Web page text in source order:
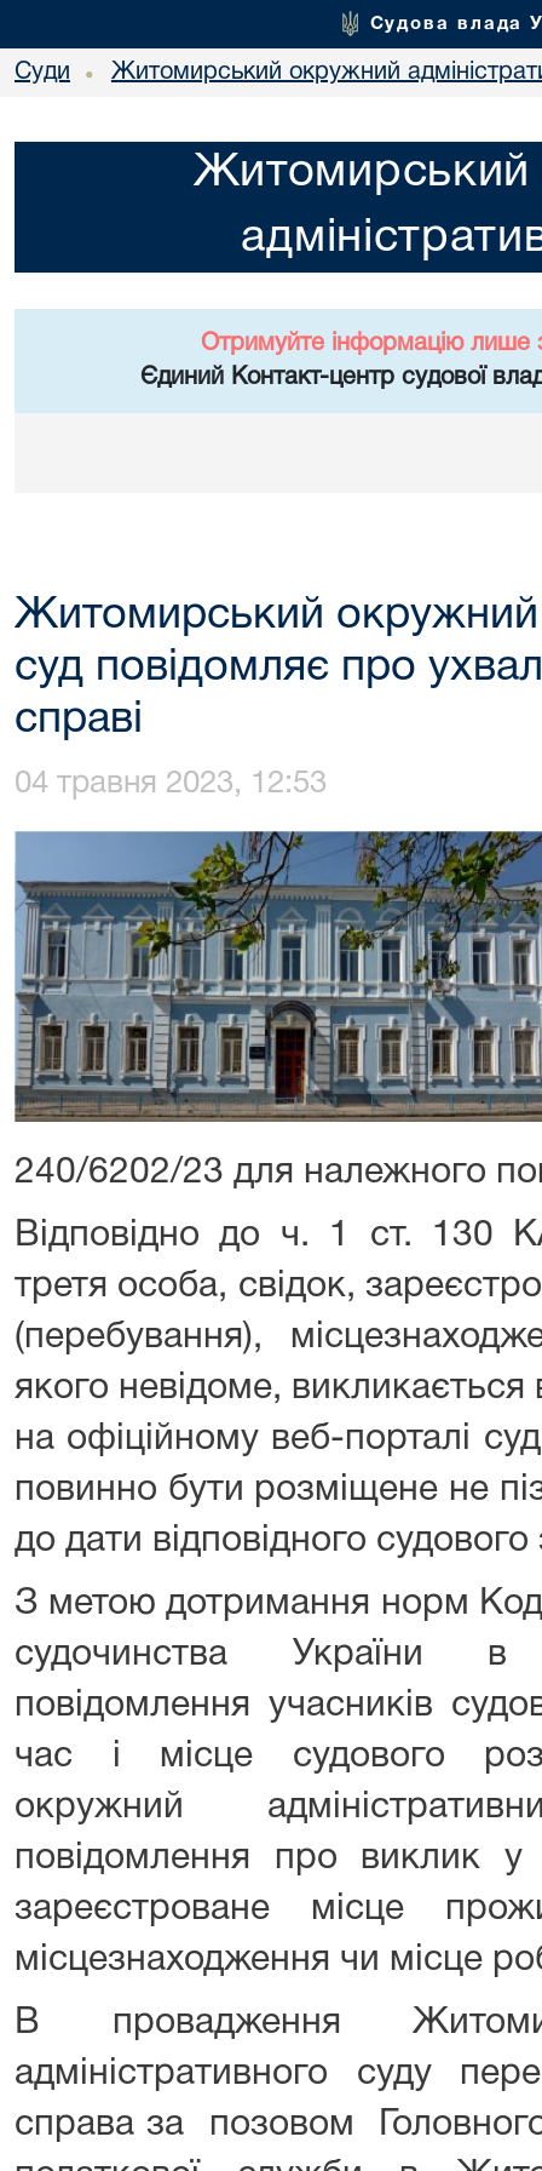
Судова влада
Суди • Житомирський окружний
Житомирський
Отримуйте інформацію лише
Єдиний Контакт-центр судової
Житомирський окружний
суд повідомляє про
справі
04 травня 2023, 12:53
240/6202/23 для належного
Відповідно до ч. 1 ст. 130
третя особа, свідок,
(перебування),
якого невідоме,
на офіційному веб-порталі
повинно бути розміщене не
до дати відповідного судового
З метою дотримання норм
судочинства України в
повідомлення учасників
час і місце судового
окружний
повідомлення про виклик у
зареєстроване місце
місцезнаходження чи місце
В провадження
адміністративного суду
справа за позовом